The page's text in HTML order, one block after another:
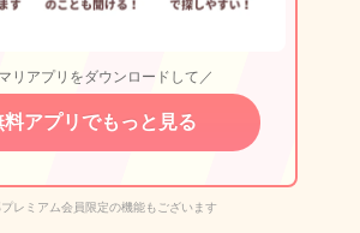
リアプリをダウンロードして／
料アプリでもっと見る
レミアム会員限定の機能もございます